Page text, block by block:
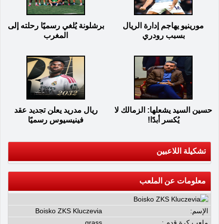
مورينيو يهاجم إدارة الريال
بسبب رودري
برشلونة يُلغي رسميًا رحلته إلى
المغرب
حسين السيد يشعلها: الزمالك لا
يُكسر أبدًا!
ريال مدريد يعلن تجديد عقد
فينيسيوس رسميًا
تشكيلة اللاعبين
معلومات عن الملعب
الإسم:
Boisko ZKS Kluczevia
ملعب كرة قدم :
grass